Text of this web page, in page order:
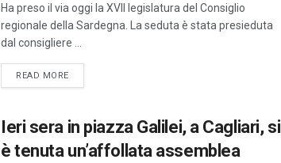
Ha preso il via oggi la XVII legislatura del Consiglio
regionale della Sardegna. La seduta è stata presieduta
dal consigliere ...
READ MOREDETAILS
Ieri sera in piazza Galilei, a Cagliari, si
è tenuta un’affollata assemblea